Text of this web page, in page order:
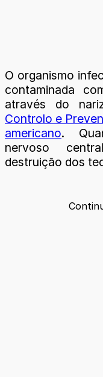
O organismo
contaminada
através do
Controlo e
americano.
nervoso
destruição dos